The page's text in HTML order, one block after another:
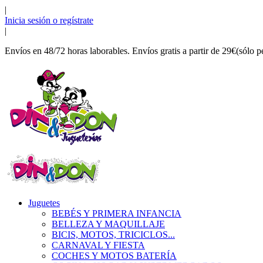
|
Inicia sesión o regístrate
|
Envíos en 48/72 horas laborables. Envíos gratis a partir de 29€(sólo
Juguetes
BEBÉS Y PRIMERA INFANCIA
BELLEZA Y MAQUILLAJE
BICIS, MOTOS, TRICICLOS...
CARNAVAL Y FIESTA
COCHES Y MOTOS BATERÍA